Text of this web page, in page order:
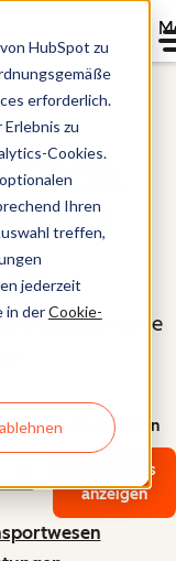
HubSpot zu
erforderlich.
zu
Cookies.
Ihren
treffen,
jederzeit
in derCookie-
.
für Ihr Unternehmen
Verzeichnis
anzeigen